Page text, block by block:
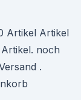
Artikel Artikel
noch
.